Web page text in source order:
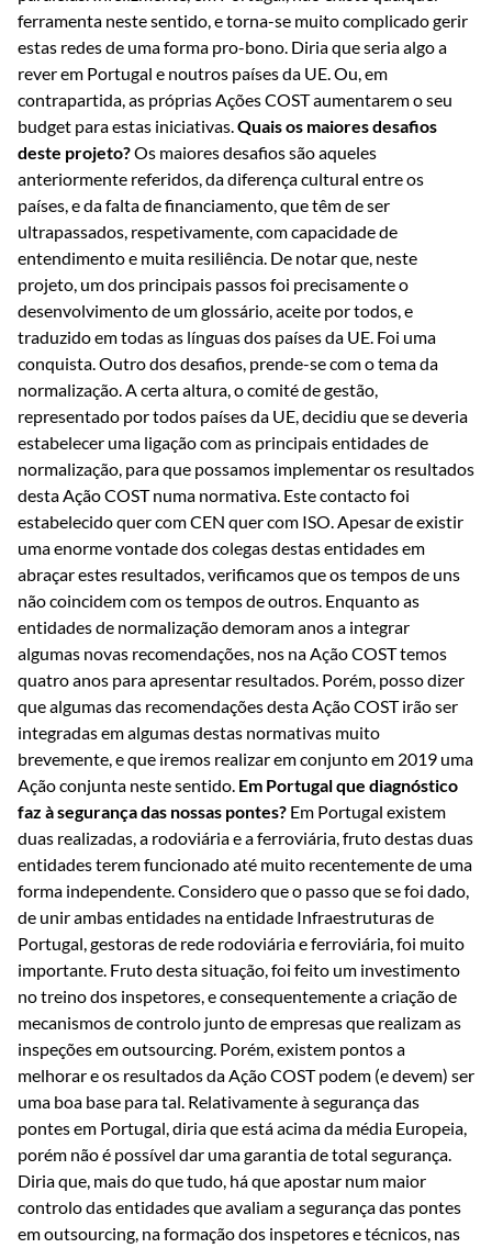
ferramenta neste sentido, e torna-se muito complicado gerir
estas redes de uma forma pro-bono. Diria que seria algo a
rever em Portugal e noutros países da UE. Ou, em
contrapartida, as próprias Ações COST aumentarem o seu
budget para estas iniciativas.Quais os maiores desafios
deste projeto?Os maiores desafios são aqueles
anteriormente referidos, da diferença cultural entre os
países, e da falta de financiamento, que têm de ser
ultrapassados, respetivamente, com capacidade de
entendimento e muita resiliência. De notar que, neste
projeto, um dos principais passos foi precisamente o
desenvolvimento de um glossário, aceite por todos, e
traduzido em todas as línguas dos países da UE. Foi uma
conquista. Outro dos desafios, prende-se com o tema da
normalização. A certa altura, o comité de gestão,
representado por todos países da UE, decidiu que se deveria
estabelecer uma ligação com as principais entidades de
normalização, para que possamos implementar os resultados
desta Ação COST numa normativa. Este contacto foi
estabelecido quer com CEN quer com ISO. Apesar de existir
uma enorme vontade dos colegas destas entidades em
abraçar estes resultados, verificamos que os tempos de uns
não coincidem com os tempos de outros. Enquanto as
entidades de normalização demoram anos a integrar
algumas novas recomendações, nos na Ação COST temos
quatro anos para apresentar resultados. Porém, posso dizer
que algumas das recomendações desta Ação COST irão ser
integradas em algumas destas normativas muito
brevemente, e que iremos realizar em conjunto em 2019 uma
Ação conjunta neste sentido. Em Portugal que diagnóstico
faz à segurança das nossas pontes? Em Portugal existem
duas realizadas, a rodoviária e a ferroviária, fruto destas duas
entidades terem funcionado até muito recentemente de uma
forma independente. Considero que o passo que se foi dado,
de unir ambas entidades na entidade Infraestruturas de
Portugal, gestoras de rede rodoviária e ferroviária, foi muito
importante. Fruto desta situação, foi feito um investimento
no treino dos inspetores, e consequentemente a criação de
mecanismos de controlo junto de empresas que realizam as
inspeções em outsourcing. Porém, existem pontos a
melhorar e os resultados da Ação COST podem (e devem) ser
uma boa base para tal. Relativamente à segurança das
pontes em Portugal, diria que está acima da média Europeia,
porém não é possível dar uma garantia de total segurança.
Diria que, mais do que tudo, há que apostar num maior
controlo das entidades que avaliam a segurança das pontes
em outsourcing, na formação dos inspetores e técnicos, nas